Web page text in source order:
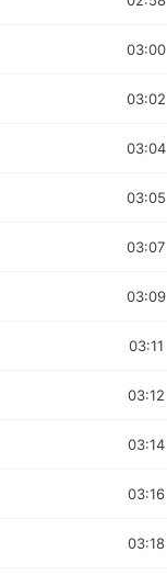
03:00
03:02
03:04
03:05
03:07
03:09
03:11
03:12
03:14
03:16
03:18